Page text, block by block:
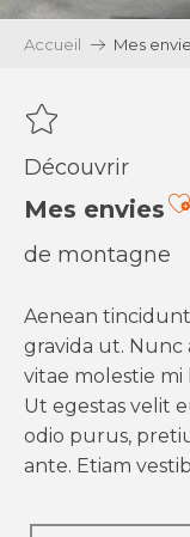
Accueil Mes
Découvrir
Mes envies
de montagne
Aenean
gravida ut.
vitae molestie
Ut egestas velit
odio purus,
ante. Etiam